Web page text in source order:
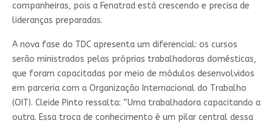
companheiras, pois a Fenatrad está crescendo e precisa de
lideranças preparadas.
A nova fase do TDC apresenta um diferencial: os cursos
serão ministrados pelas próprias trabalhadoras domésticas,
que foram capacitadas por meio de módulos desenvolvidos
em parceria com a Organização Internacional do Trabalho
(OIT). Cleide Pinto ressalta: “Uma trabalhadora capacitando a
outra. Essa troca de conhecimento é um pilar central dessa